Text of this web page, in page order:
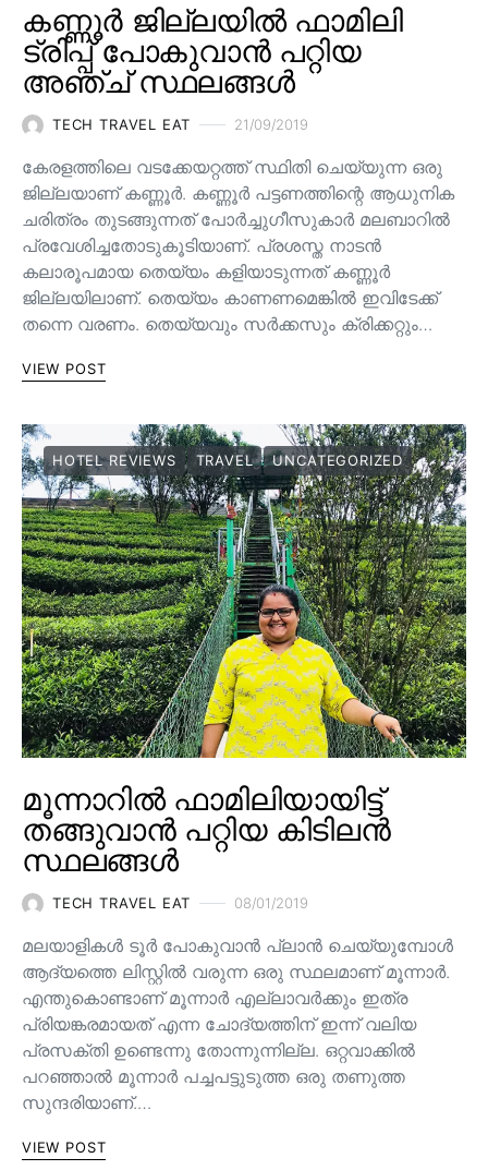
കണ്ണൂർ ജില്ലയിൽ ഫാമിലി
ട്രിപ്പ് പോകുവാൻ പറ്റിയ
അഞ്ച് സ്ഥലങ്ങൾ
TECH TRAVEL EAT 21/09/2019
കേരളത്തിലെ വടക്കേയറ്റത്ത് സ്ഥിതി ചെയ്യുന്ന ഒരു
ജില്ലയാണ് കണ്ണൂർ. കണ്ണൂർ പട്ടണത്തിന്റെ ആധുനിക
ചരിത്രം തുടങ്ങുന്നത് പോർച്ചുഗീസുകാർ മലബാറിൽ
പ്രവേശിച്ചതോടുകൂടിയാണ്. പ്രശസ്ത നാടൻ
കലാരൂപമായ തെയ്യം കളിയാടുന്നത് കണ്ണൂർ
ജില്ലയിലാണ്. തെയ്യം കാണണമെങ്കിൽ ഇവിടേക്ക്
തന്നെ വരണം. തെയ്യവും സര്‍ക്കസും ക്രിക്കറ്റും…
VIEW POST
HOTEL REVIEWS TRAVEL UNCATEGORIZED
മൂന്നാറിൽ ഫാമിലിയായിട്ട്
തങ്ങുവാൻ പറ്റിയ കിടിലൻ
സ്ഥലങ്ങൾ
TECH TRAVEL EAT 08/01/2019
മലയാളികൾ ടൂർ പോകുവാൻ പ്ലാൻ ചെയ്യുമ്പോൾ
ആദ്യത്തെ ലിസ്റ്റിൽ വരുന്ന ഒരു സ്ഥലമാണ് മൂന്നാർ.
എന്തുകൊണ്ടാണ് മൂന്നാർ എല്ലാവർക്കും ഇത്ര
പ്രിയങ്കരമായത് എന്ന ചോദ്യത്തിന് ഇന്ന് വലിയ
പ്രസക്തി ഉണ്ടെന്നു തോന്നുന്നില്ല. ഒറ്റവാക്കിൽ
പറഞ്ഞാൽ മൂന്നാർ പച്ചപട്ടുടുത്ത ഒരു തണുത്ത
സുന്ദരിയാണ്.…
VIEW POST